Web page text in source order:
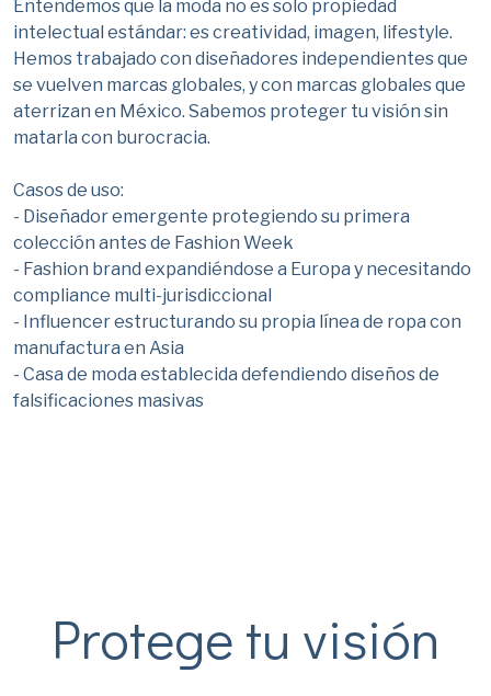
Entendemos que la moda no es solo propiedad
intelectual estándar: es creatividad, imagen, lifestyle.
Hemos trabajado con diseñadores independientes que
se vuelven marcas globales, y con marcas globales que
aterrizan en México. Sabemos proteger tu visión sin
matarla con burocracia.
Casos de uso:
- Diseñador emergente protegiendo su primera
colección antes de Fashion Week
- Fashion brand expandiéndose a Europa y necesitando
compliance multi-jurisdiccional
- Influencer estructurando su propia línea de ropa con
manufactura en Asia
- Casa de moda establecida defendiendo diseños de
falsificaciones masivas
Protege tu visión